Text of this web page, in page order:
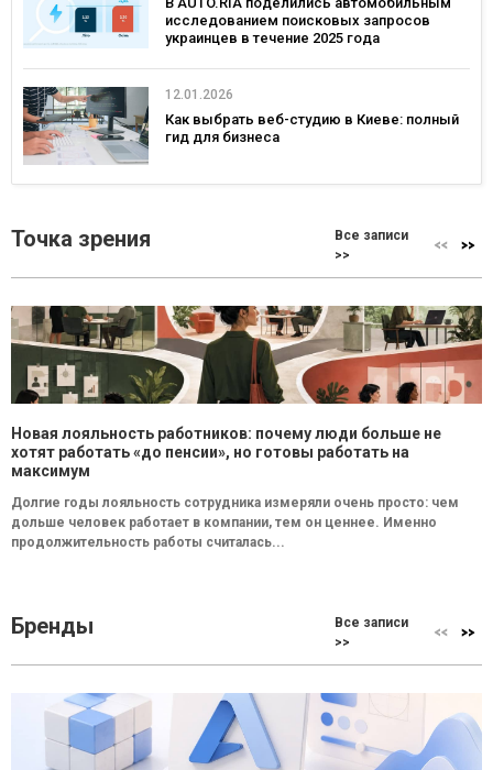
исследованием поисковых запросов
украинцев в течение 2025 года
12.01.2026
Как выбрать веб-студию в Киеве: полный
гид для бизнеса
Точка зрения
Все записи
>>
Новая лояльность работников: почему люди больше не
хотят работать «до пенсии», но готовы работать на
максимум
Долгие годы лояльность сотрудника измеряли очень просто: чем
дольше человек работает в компании, тем он ценнее. Именно
продолжительность работы считалась...
Бренды
Все записи
>>